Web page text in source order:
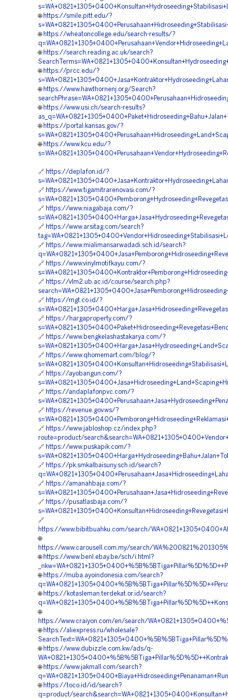
🌐 https://smile.pitt.edu/?
🌐 https://wheatoncollege.edu/search-results/?
🌐 https://search.reading.ac.uk/search?
🌐 https://prcc.edu/?
🌐 https://www.hawthornenj.org/Search?
🌐 https://www.usi.ch/search-results?
🌐 https://portal.kansas.gov/?
🌐 https://www.kcu.edu/?
🔗 https://deplafon.id/?
🔗 https://www.tigamitrarenovasi.com/?
🔗 https://www.niagabaja.com/?
🔗 https://www.arsitag.com/search?
🔗 https://www.mialimansarwadadi.sch.id/search?
🔗 https://www.vinylmotifkayu.com/?
🔗 https://vlm2.ub.ac.id/course/search.php?
🔗 https://mgt.co.id/?
🔗 https://hargaproperty.com/?
🔗 https://www.bengkelashastakarya.com/?
🔗 https://www.qhomemart.com/blog/?
🔗 https://ayobangun.com/?
🔗 https://andaplafonpvc.com/?
🔗 https://revenue.gov.ws/?
🔗 https://www.jabloshop.cz/index.php?
route=product/
🔗 https://www.puskapik.com/?
🔗 https://pk.smkalbaisuny.sch.id/search?
🔗 https://amanahbaja.com/?
🔗 https://pusatlasbaja.com/?
🔗
https://www.bibitbuahku.com/search/
🌐
https://www.carousell.com.my/search/
🌐 https://www.benl.ebay.be/sch/i.html?
🌐 https://muba.ayoindonesia.com/search?
🌐 https://kotasleman.terdekat.or.id/search?
🌐
https://www.craiyon.com/en/search/
🌐 https://aliexpress.ru/wholesale?
🌐 https://www.dubizzle.com.kw/ads/q-
🌐 https://www.jakmall.com/search?
🌐 https://toco.id/id/search?
q=product/